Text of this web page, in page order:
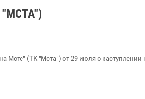
Мсте" (ТК "Мста") от 29 июля о заступлении